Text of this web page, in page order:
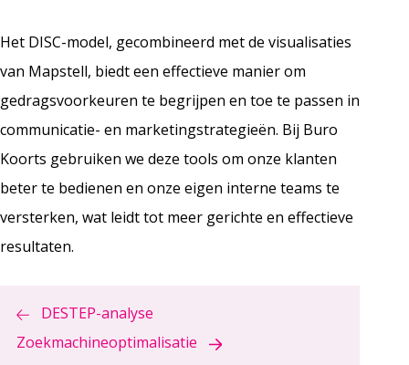
Het DISC-model, gecombineerd met de visualisaties
van Mapstell, biedt een effectieve manier om
gedragsvoorkeuren te begrijpen en toe te passen in
communicatie- en marketingstrategieën. Bij Buro
Koorts gebruiken we deze tools om onze klanten
beter te bedienen en onze eigen interne teams te
versterken, wat leidt tot meer gerichte en effectieve
resultaten.
DESTEP-analyse
Zoekmachineoptimalisatie